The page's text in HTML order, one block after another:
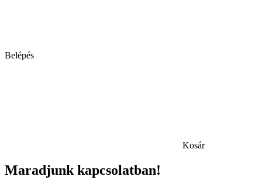
Belépés
Kosár
Maradjunk kapcsolatban!